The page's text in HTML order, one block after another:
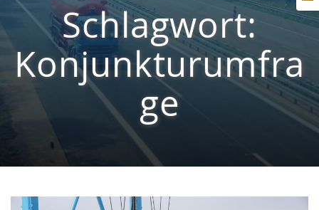
Schlagwort:
Konjunkturumfra
ge